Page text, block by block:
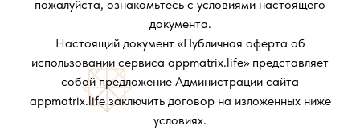
пожалуйста, ознакомьтесь с условиями настоящего
документа.
Настоящий документ «Публичная оферта об
использовании сервиса appmatrix.life» представляет
собой предложение Администрации сайта
appmatrix.life заключить договор на изложенных ниже
условиях.